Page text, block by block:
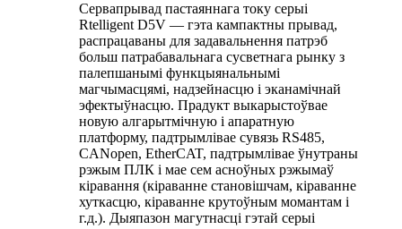
Сервапрывад пастаяннага току серыі
Rtelligent D5V — гэта кампактны прывад,
распрацаваны для задавальнення патрэб
больш патрабавальнага сусветнага рынку з
палепшанымі функцыянальнымі
магчымасцямі, надзейнасцю і эканамічнай
эфектыўнасцю. Прадукт выкарыстоўвае
новую алгарытмічную і апаратную
платформу, падтрымлівае сувязь RS485,
CANopen, EtherCAT, падтрымлівае ўнутраны
рэжым ПЛК і мае сем асноўных рэжымаў
кіравання (кіраванне становішчам, кіраванне
хуткасцю, кіраванне крутоўным момантам і
г.д.). Дыяпазон магутнасці гэтай серыі